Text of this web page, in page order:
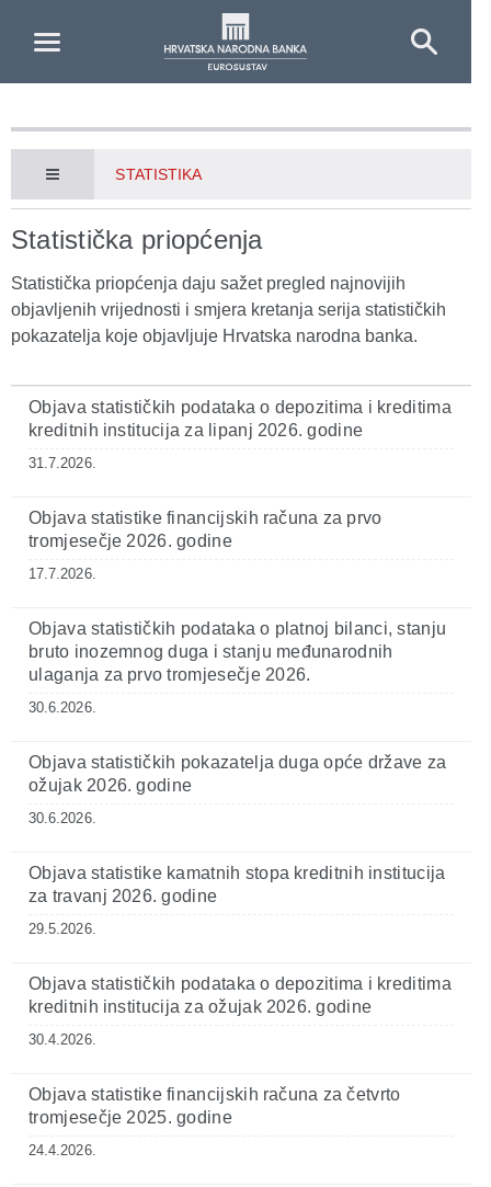
STATISTIKA
Statistička priopćenja
Statistička priopćenja daju sažet pregled najnovijih
objavljenih vrijednosti i smjera kretanja serija statističkih
pokazatelja koje objavljuje Hrvatska narodna banka.
Objava statističkih podataka o depozitima i kreditima
kreditnih institucija za lipanj 2026. godine
31.7.2026.
Objava statistike financijskih računa za prvo
tromjesečje 2026. godine
17.7.2026.
Objava statističkih podataka o platnoj bilanci, stanju
bruto inozemnog duga i stanju međunarodnih
ulaganja za prvo tromjesečje 2026.
30.6.2026.
Objava statističkih pokazatelja duga opće države za
ožujak 2026. godine
30.6.2026.
Objava statistike kamatnih stopa kreditnih institucija
za travanj 2026. godine
29.5.2026.
Objava statističkih podataka o depozitima i kreditima
kreditnih institucija za ožujak 2026. godine
30.4.2026.
Objava statistike financijskih računa za četvrto
tromjesečje 2025. godine
24.4.2026.